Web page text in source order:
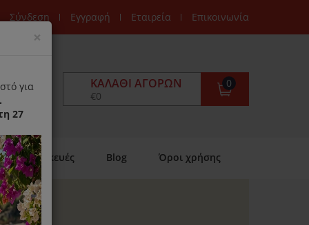
Σύνδεση Εγγραφή Εταιρεία Επικοινωνία
ΚΑΛΆΘΙ ΑΓΟΡΏΝ
0
€0
Επισκευές Blog Όροι χρήσης
× Close
για
27